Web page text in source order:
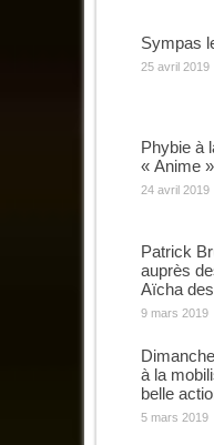
Sympas
25 avril 2019
Phybie à
« Anime
24 avril 2019
Patrick
auprès
Aïcha
9 mars 2019
à la
belle
5 mars 2019